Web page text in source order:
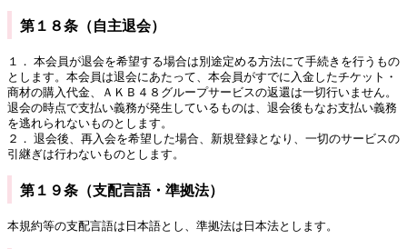
第１８条（自主退会）
１． 本会員が退会を希望する場合は別途定める方法にて手続きを行うもの
とします。本会員は退会にあたって、本会員がすでに入金したチケット・
商材の購入代金、ＡＫＢ４８グループサービスの返還は一切行いません。
退会の時点で支払い義務が発生しているものは、退会後もなお支払い義務
を逃れられないものとします。
２． 退会後、再入会を希望した場合、新規登録となり、一切のサービスの
引継ぎは行わないものとします。
第１９条（支配言語・準拠法）
本規約等の支配言語は日本語とし、準拠法は日本法とします。